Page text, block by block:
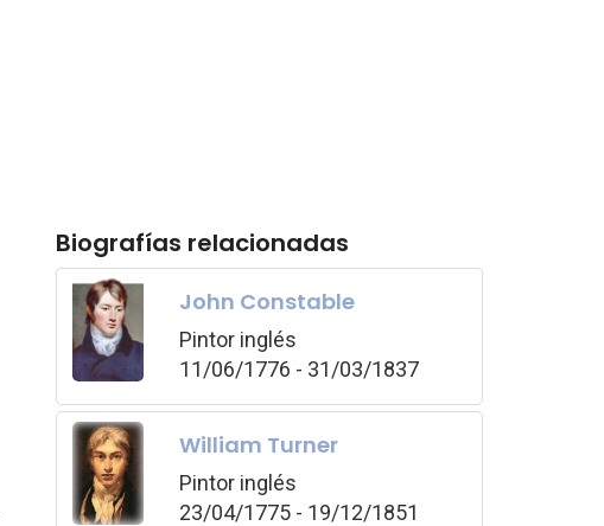
Biografías relacionadas
John Constable
Pintor inglés
11/06/1776 - 31/03/1837
William Turner
Pintor inglés
23/04/1775 - 19/12/1851